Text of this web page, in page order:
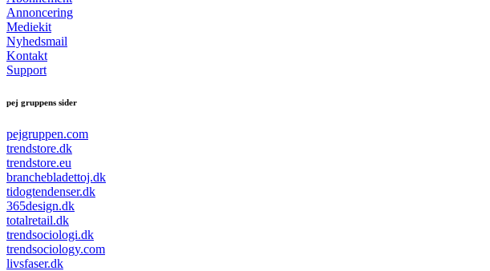
Annoncering
Mediekit
Nyhedsmail
Kontakt
Support
pej gruppens sider
pejgruppen.com
trendstore.dk
trendstore.eu
branchebladettoj.dk
tidogtendenser.dk
365design.dk
totalretail.dk
trendsociologi.dk
trendsociology.com
livsfaser.dk